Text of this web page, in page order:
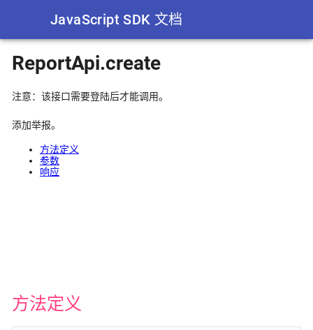
JavaScript SDK 文档
ReportApi.create
注意：该接口需要登陆后才能调用。
添加举报。
方法定义
参数
响应
方法定义